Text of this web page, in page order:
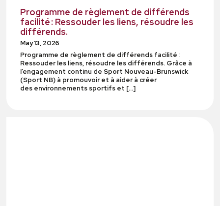
Programme de règlement de différends
facilité : Ressouder les liens, résoudre les
différends.
May 13, 2026
Programme de règlement de différends facilité :
Ressouder les liens, résoudre les différends. Grâce à
l’engagement continu de Sport Nouveau-Brunswick
(Sport NB) à promouvoir et à aider à créer
des environnements sportifs et […]